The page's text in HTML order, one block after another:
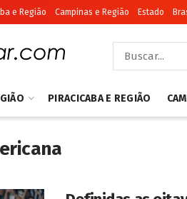
e Região Campinas e Região Estado
PIRACICABA E REGIÃO